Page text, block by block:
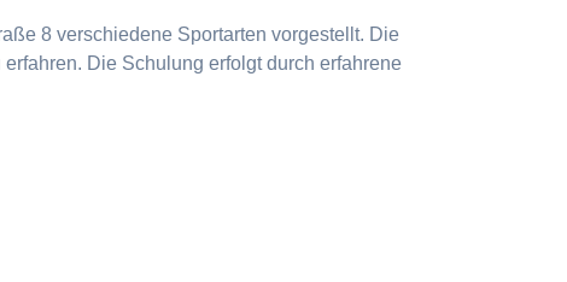
8 verschiedene Sportarten vorgestellt. Die
Die Schulung erfolgt durch erfahrene